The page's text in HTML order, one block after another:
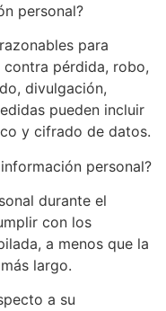
personal?
para
pérdida, robo,
divulgación,
pueden incluir
y cifrado de datos.
personal?
durante el
con los
a menos que la
largo.
a su